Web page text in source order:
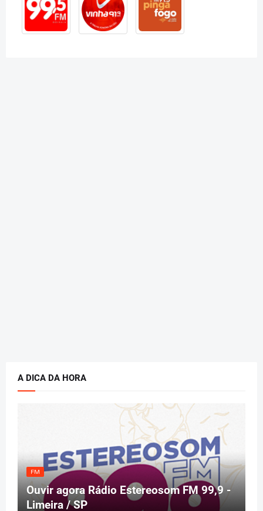
A DICA DA HORA
FM
Ouvir agora Rádio Estereosom FM 99,9 -
Limeira / SP